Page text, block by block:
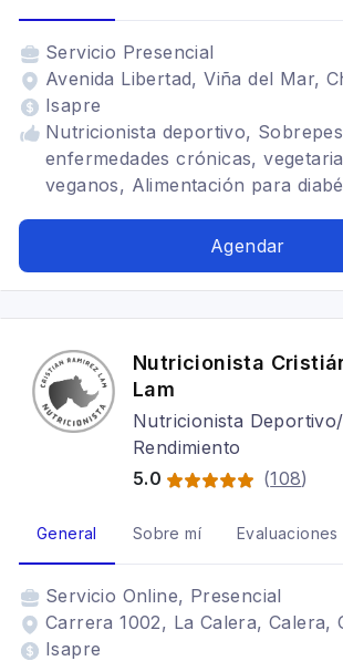
Servicio Presencial
Avenida Libertad, Viña del Mar,
Isapre
Nutricionista deportivo,
enfermedades crónicas,
veganos, Alimentación para
Alimentación con hipotiroidismo,
veganismo, Dietas para
Alimentación en el adulto
Dietética
Agendar
Nutricionista
Lam
Nutricionista
Rendimiento
5.0
(108)
General Sobre mí Evaluaciones
Servicio Online, Presencial
Carrera 1002, La Calera, Calera,
Isapre